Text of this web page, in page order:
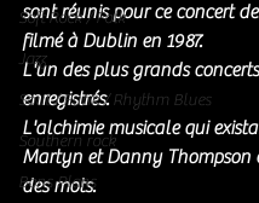
Soft Rock / Folk
Jazz
Soul / Funk / Rhythm Blues
Southern rock
Bons Plans
sont réunis pour ce concert
filmé à Dublin en 1987.
L'un des plus grands
enregistrés.
L'alchimie musicale qui
Martyn et Danny Thompson
des mots.